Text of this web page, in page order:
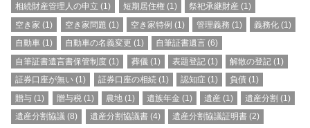
相続財産管理人の申立 (1) 短期居住権(1) 祭祀承継財産(1)
空き家 (1) 空き家問題 (1) 空き家特例 (1) 管理義務 (1) 義務化 (1)
自動車 (1) 自動車の名義変更 (1) 自筆証書遺言(6)
自筆証書遺言書保管制度 (1) 葬儀(1) 表題登記(1) 解散の登記 (1)
証券口座が無い (1) 証券口座の相続(1) 認知症 (1) 負債 (1)
贈与 (1) 贈与税(1) 農地(1) 遺族年金 (1) 遺産 (1) 遺産分割 (1)
遺産分割協議 (8) 遺産分割協議書(4) 遺産分割協議証明書(2)